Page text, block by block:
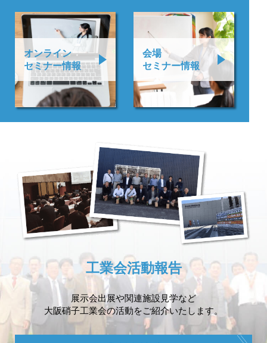
オンライン
セミナー情報
会場
セミナー情報
工業会活動報告
展示会出展や関連施設見学など
大阪硝子工業会の活動をご紹介いたします。